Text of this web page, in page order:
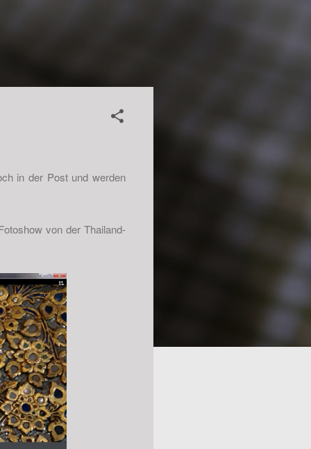
in der Post und werden
von der Thailand-